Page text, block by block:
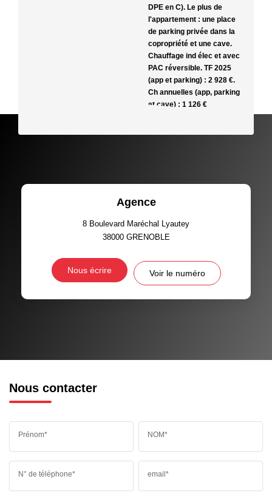
DPE en C). Le plus de
l'appartement : une place
de parking privée dans la
copropriété et une cave.
Chauffage ind élec et avec
PAC réversible. TF 2025
(app et parking) : 2 928 €.
Ch annuelles (app, parking
et cave) : 1 126 €
Agence
8 Boulevard Maréchal Lyautey
38000 GRENOBLE
Nous écrire Voir le numéro
Nous contacter
Prénom* NOM*
N° de téléphone* email*